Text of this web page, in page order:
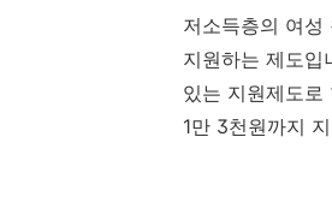
저소득층의 여
지원하는 제도입
있는 지원제도
1만 3천원까지